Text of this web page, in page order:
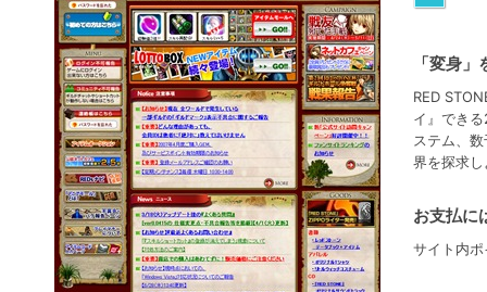
「変身
RED
イ』でき
ステム、
界を探求
お支払に
サイト内